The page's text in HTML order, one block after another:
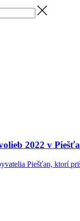
2022 v
Piešťan, ktorí